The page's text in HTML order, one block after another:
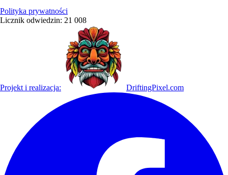
Polityka prywatności
Licznik odwiedzin: 21 008
Projekt i realizacja: DriftingPixel.com